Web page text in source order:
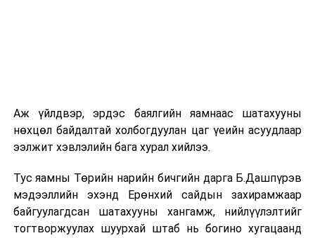
Аж үйлдвэр, эрдэс баялгийн яамнаас шатахууны
нөхцөл байдалтай холбогдуулан цаг үеийн асуудлаар
ээлжит хэвлэлийн бага хурал хийлээ.
Тус яамны Төрийн нарийн бичгийн дарга Б.Дашпүрэв
мэдээллийн эхэнд Ерөнхий сайдын захирамжаар
байгуулагдсан шатахууны хангамж, нийлүүлэлтийг
тогтворжуулах шуурхай штаб нь богино хугацаанд